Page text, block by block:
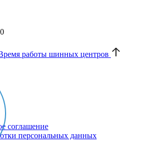
работы шинных центров
соглашение
персональных данных